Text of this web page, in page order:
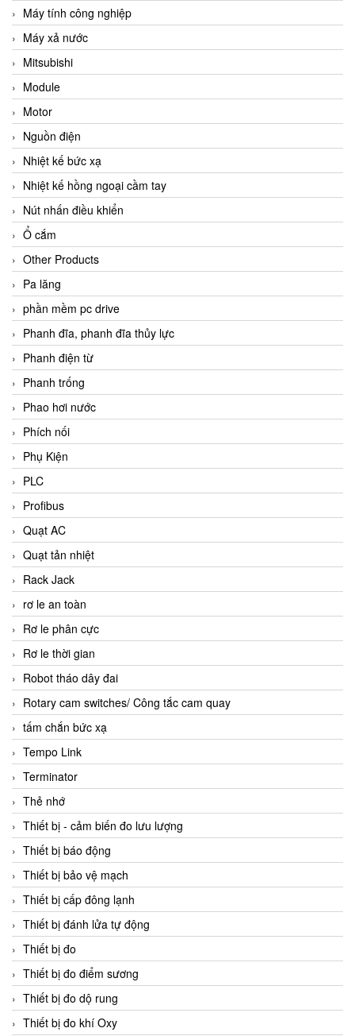
Máy tính công nghiệp
Máy xả nước
Mitsubishi
Module
Motor
Nguồn điện
Nhiệt kế bức xạ
Nhiệt kế hồng ngoại cầm tay
Nút nhấn điều khiển
Ổ cắm
Other Products
Pa lăng
phần mềm pc drive
Phanh đĩa, phanh đĩa thủy lực
Phanh điện từ
Phanh trống
Phao hơi nước
Phích nối
Phụ Kiện
PLC
Profibus
Quạt AC
Quạt tản nhiệt
Rack Jack
rơ le an toàn
Rơ le phân cực
Rơ le thời gian
Robot tháo dây đai
Rotary cam switches/ Công tắc cam quay
tấm chắn bức xạ
Tempo Link
Terminator
Thẻ nhớ
Thiết bị - cảm biến đo lưu lượng
Thiết bị báo động
Thiết bị bảo vệ mạch
Thiết bị cấp đông lạnh
Thiết bị đánh lửa tự động
Thiết bị đo
Thiết bị đo điểm sương
Thiết bị đo dộ rung
Thiết bị đo khí Oxy